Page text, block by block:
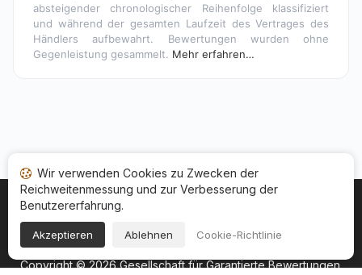
absteigender chronologischer Reihenfolge klassifiziert
und während der gesamten Laufzeit des Vertrages des
Händlers aufbewahrt. Bewertungen wurden ohne
Gegenleistung gesammelt. Mehr erfahren…
Startseite Ihr Bewertungsstatus
Allgemeine Nutzungsbedingugen
Rechtshinweise
Copyright © 2026Gesellschaft für Garantierte Bewertungen.
Wir verwenden Cookies zu Zwecken der
Reichweitenmessung und zur Verbesserung der
Benutzererfahrung.
Akzeptieren Ablehnen Cookie-Richtlinie